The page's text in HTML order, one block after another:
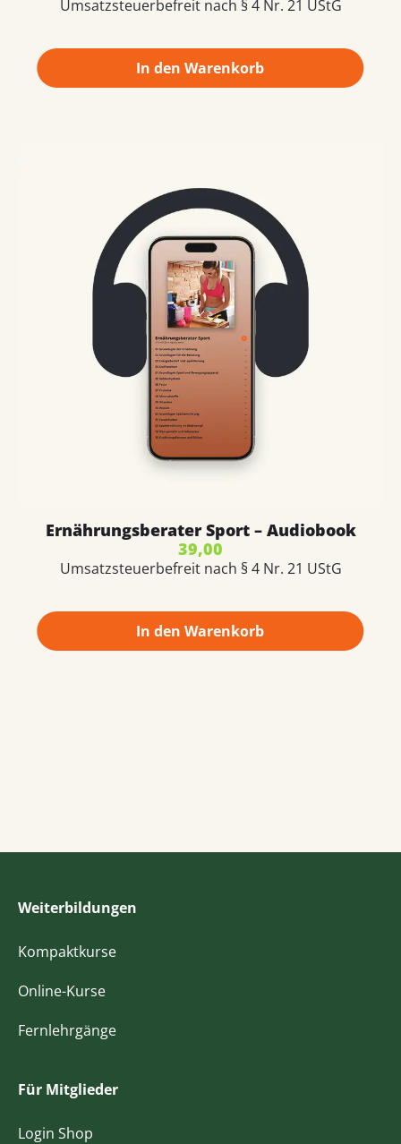
Umsatzsteuerbefreit nach § 4 Nr. 21 UStG
In den Warenkorb
Ernährungsberater Sport – Audiobook
39,00
Umsatzsteuerbefreit nach § 4 Nr. 21 UStG
In den Warenkorb
Weiterbildungen
Kompaktkurse
Online-Kurse
Fernlehrgänge
Für Mitglieder
Login Shop